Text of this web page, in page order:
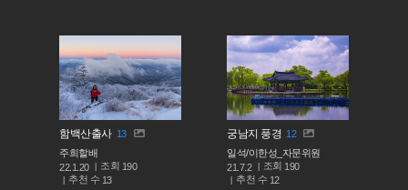
함백산출사 13
주희할배
22.1.20
조회 190
추천 수 13
궁남지 풍경 12
일석/이한성_자문위원
21.7.2
조회 190
추천 수 12